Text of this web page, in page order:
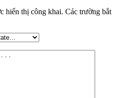
hiển thị công khai. Các trường bắt